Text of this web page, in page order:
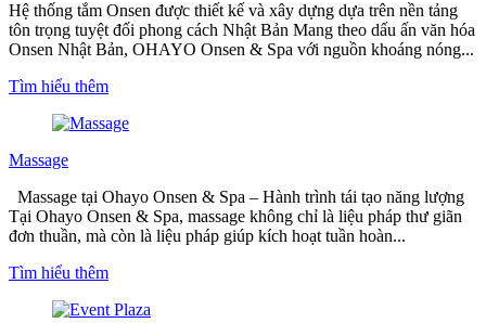
Hệ thống tắm Onsen được thiết kế và xây dựng dựa trên nền tảng
tôn trọng tuyệt đối phong cách Nhật Bản Mang theo dấu ấn văn hóa
Onsen Nhật Bản, OHAYO Onsen & Spa với nguồn khoáng nóng...
Tìm hiểu thêm
Massage
Massage tại Ohayo Onsen & Spa – Hành trình tái tạo năng lượng
Tại Ohayo Onsen & Spa, massage không chỉ là liệu pháp thư giãn
đơn thuần, mà còn là liệu pháp giúp kích hoạt tuần hoàn...
Tìm hiểu thêm